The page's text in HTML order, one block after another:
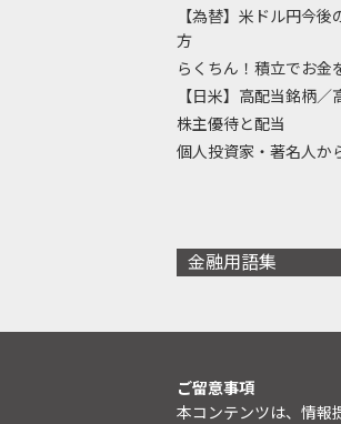
【為替】米ドル円今
方
らくちん！積立でお金
【日米】高配当銘柄
株主優待と配当
個人投資家・著名人か
金融用語集
ご留意事項
本コンテンツは、情報